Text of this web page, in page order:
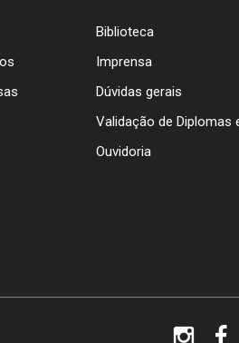
Biblioteca
Imprensa
Dúvidas gerais
Validação de Diplomas
Ouvidoria